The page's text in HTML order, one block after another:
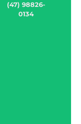
(47) 98826-
0134